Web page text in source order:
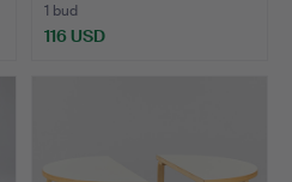
1 bud
116 USD